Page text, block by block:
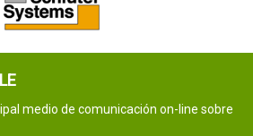
medio de comunicación on-line sobre